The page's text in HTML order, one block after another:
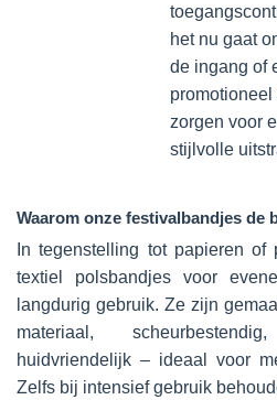
het nu gaat
de ingang of
zorgen voor
stijlvolle
Waarom onze festivalbandjes de
In tegenstelling tot papieren
textiel polsbandjes voor
langdurig gebruik. Ze zijn
materiaal,
huidvriendelijk – ideaal voor
Zelfs bij intensief gebruik